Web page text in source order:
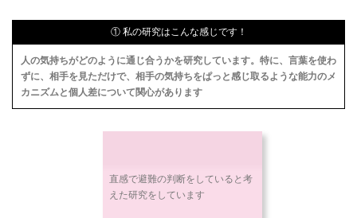
① 私の研究はこんな感じです！
人の気持ちがどのように通じ合うかを研究しています。特に、言葉を使わ
ずに、相手を見ただけで、相手の気持ちをぱっと感じ取るような能力のメ
カニズムと個人差について関心があります
直感で避難の判断をしていると考
えた研究をしています